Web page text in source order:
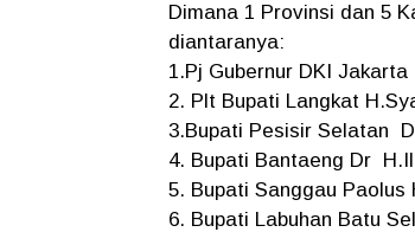
Dimana 1 Provinsi dan 5
diantaranya:
1.Pj Gubernur DKI
2. Plt Bupati Langkat
3.Bupati Pesisir Selatan
4. Bupati Bantaeng Dr
5. Bupati Sanggau Paolus
6. Bupati Labuhan Batu